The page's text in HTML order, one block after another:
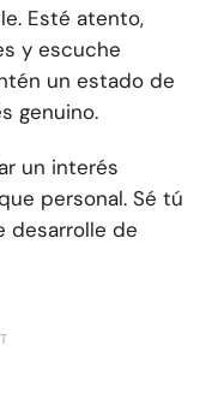
Esté atento,
y escuche
un estado de
genuino.
un interés
personal. Sé tú
desarrolle de